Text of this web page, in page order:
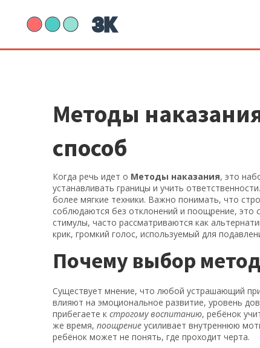
Методы
способ
Когда речь идет о Методы наказания, это
устанавливать границы и учить ответственности
более мягкие техники. Важно понимать, что
соблюдаются без отклонений и поощрение, это
стимулы, часто рассматриваются как
крик, громкий голос, используемый для
Почему выбор
Существует мнение, что любой устрашающий
влияют на эмоциональное развитие, уровень
прибегаете к строгому воспитанию, ребёнок
же время, поощрение усиливает внутреннюю
ребёнок может не понять, где проходит черта.